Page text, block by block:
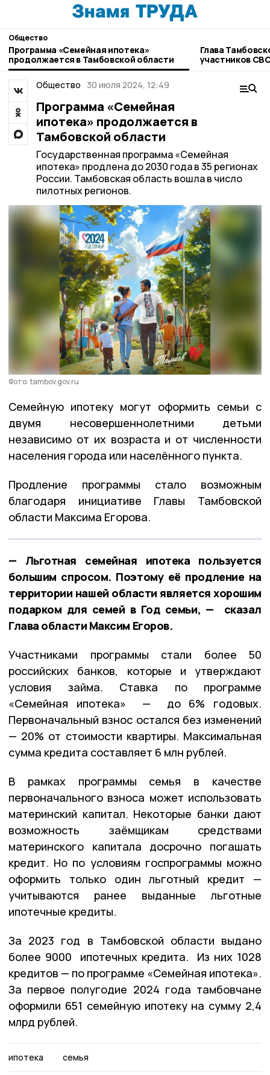
Общество
Программа «Семейная ипотека»
продолжается в Тамбовской области
Глава
участников
Общество 30 июля 2024, 12:49
Программа «Семейная
ипотека» продолжается в
Тамбовской области
Государственная программа «Семейная
ипотека» продлена до 2030 года в 35 регионах
России. Тамбовская область вошла в число
пилотных регионов.
Фото: tambov.gov.ru
Семейную ипотеку могут оформить семьи с
двумя несовершеннолетними детьми
независимо от их возраста и от численности
населения города или населённого пункта.
Продление программы стало возможным
благодаря инициативе Главы Тамбовской
области Максима Егорова.
— Льготная семейная ипотека пользуется
большим спросом. Поэтому её продление на
территории нашей области является хорошим
подарком для семей в Год семьи, — сказал
Глава области Максим Егоров.
Участниками программы стали более 50
российских банков, которые и утверждают
условия займа. Ставка по программе
«Семейная ипотека» — до 6% годовых.
Первоначальный взнос остался без изменений
— 20% от стоимости квартиры. Максимальная
сумма кредита составляет 6 млн рублей.
В рамках программы семья в качестве
первоначального взноса может использовать
материнский капитал. Некоторые банки дают
возможность заёмщикам средствами
материнского капитала досрочно погашать
кредит. Но по условиям госпрограммы можно
оформить только один льготный кредит —
учитываются ранее выданные льготные
ипотечные кредиты.
За 2023 год в Тамбовской области выдано
более 9000 ипотечных кредита. Из них 1028
кредитов — по программе «Семейная ипотека».
За первое полугодие 2024 года тамбовчане
оформили 651 семейную ипотеку на сумму 2,4
млрд рублей.
ипотека семья